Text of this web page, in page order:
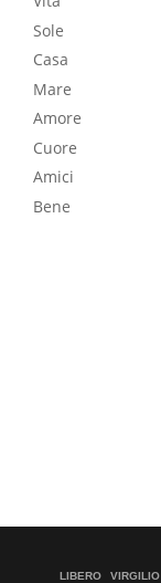
Sole
Casa
Mare
Amore
Cuore
Amici
Bene
LIBERO VIRGILIO